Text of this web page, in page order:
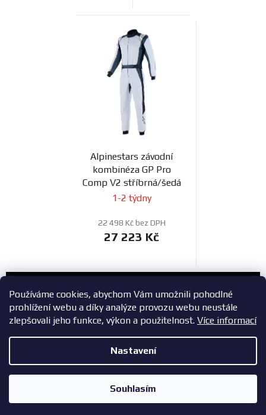
Používáme cookies, abychom Vám umožnili pohodlné
prohlížení webu a díky analýze provozu webu neustále
zlepšovali jeho funkce, výkon a použitelnost. Více informací
Nastavení
Souhlasím
Alpinestars závodní
kombinéza GP Pro
Comp V2 stříbrná/šedá
1-2 týdny
22 498 Kč bez DPH
27 223 Kč
Zákaznický servis
+420 603 785 748
Copyright 2026ZavodniAuta.cz. Všechna práva vyhrazena.|
Zásady ochrany osobních údajů